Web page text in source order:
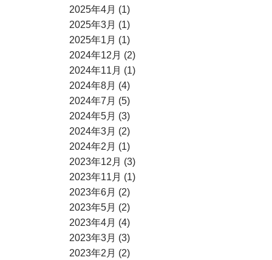
2025年4月 (1)
2025年3月 (1)
2025年1月 (1)
2024年12月 (2)
2024年11月 (1)
2024年8月 (4)
2024年7月 (5)
2024年5月 (3)
2024年3月 (2)
2024年2月 (1)
2023年12月 (3)
2023年11月 (1)
2023年6月 (2)
2023年5月 (2)
2023年4月 (4)
2023年3月 (3)
2023年2月 (2)